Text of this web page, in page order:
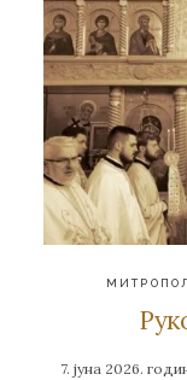
7. јуна 2026.